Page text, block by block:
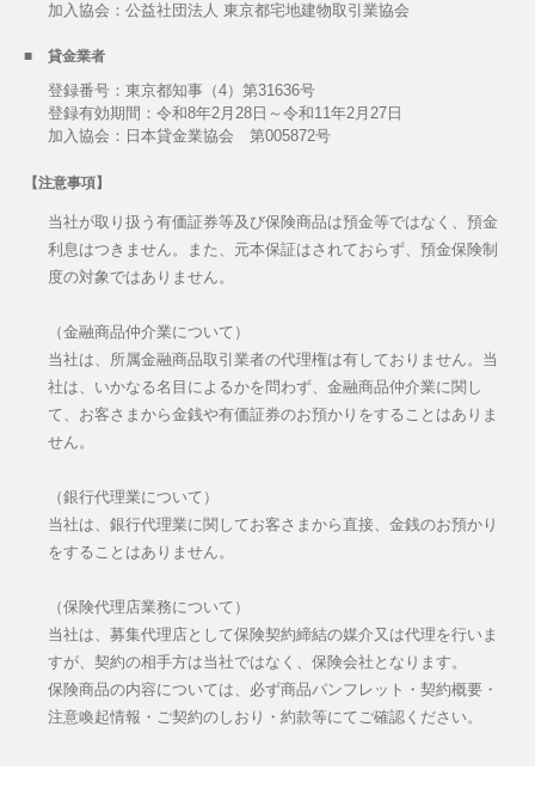
加入協会：公益社団法人 東京都宅地建物取引業協会
貸金業者
登録番号：東京都知事（4）第31636号
登録有効期間：令和8年2月28日～令和11年2月27日
加入協会：日本貸金業協会 第005872号
【注意事項】
当社が取り扱う有価証券等及び保険商品は預金等ではなく、預金
利息はつきません。また、元本保証はされておらず、預金保険制
度の対象ではありません。
（金融商品仲介業について）
当社は、所属金融商品取引業者の代理権は有しておりません。当
社は、いかなる名目によるかを問わず、金融商品仲介業に関し
て、お客さまから金銭や有価証券のお預かりをすることはありま
せん。
（銀行代理業について）
当社は、銀行代理業に関してお客さまから直接、金銭のお預かり
をすることはありません。
（保険代理店業務について）
当社は、募集代理店として保険契約締結の媒介又は代理を行いま
すが、契約の相手方は当社ではなく、保険会社となります。
保険商品の内容については、必ず商品パンフレット・契約概要・
注意喚起情報・ご契約のしおり・約款等にてご確認ください。